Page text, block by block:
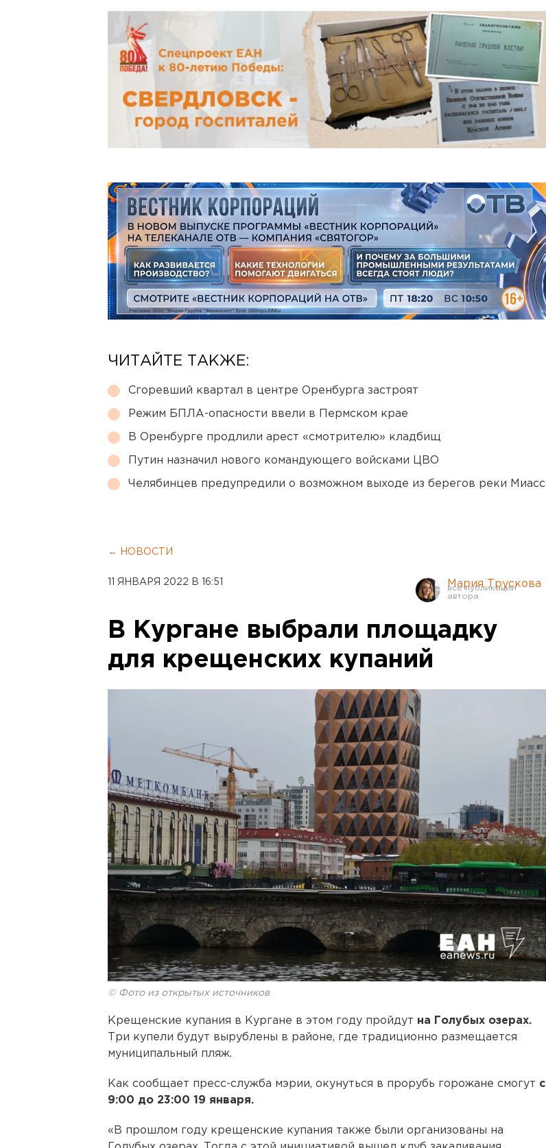
ЧИТАЙТЕ ТАКЖЕ:
Сгоревший квартал в центре Оренбурга застроят
Режим БПЛА-опасности ввели в Пермском крае
В Оренбурге продлили арест «смотрителю» кладбищ
Путин назначил нового командующего войсками ЦВО
Челябинцев предупредили о возможном выходе из берегов реки Миасс
← НОВОСТИ
11 ЯНВАРЯ 2022 В 16:51 Мария Трускова
В Кургане выбрали площадку
для крещенских купаний
© Фото из открытых источников
Крещенские купания в Кургане в этом году пройдут на Голубых озерах.
Три купели будут вырублены в районе, где традиционно размещается
муниципальный пляж.
Как сообщает пресс-служба мэрии, окунуться в прорубь горожане смогут с
9:00 до 23:00 19 января.
«В прошлом году крещенские купания также были организованы на